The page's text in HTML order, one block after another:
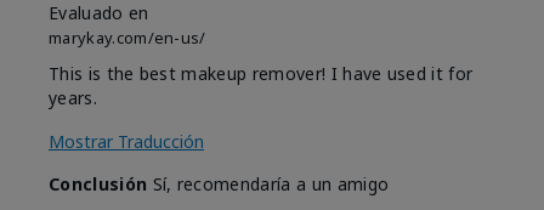
Evaluado en
marykay.com/en-us/
This is the best makeup remover! I have used it for
years.
Mostrar Traducción
Conclusión Sí, recomendaría a un amigo